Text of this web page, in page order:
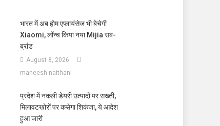
भारत में अब होम एप्लायंसेज भी बेचेगी
Xiaomi, लॉन्च किया नया Mijia सब-
ब्रांड
August 8, 2026
maneesh naithani
प्रदेश में नकली डेयरी उत्पादों पर सख्ती,
मिलावटखोरों पर कसेगा शिकंजा, ये आदेश
हुआ जारी